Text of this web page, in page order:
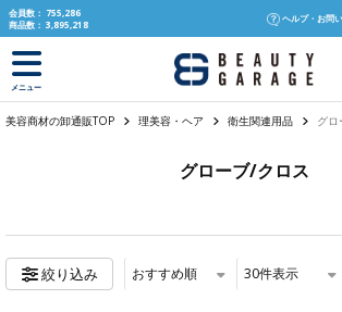
text.skipToContent
text.skipToNavigation
会員数： 755,286
商品数： 3,895,218
ヘルプ・お問
メニュー
美容商材の卸通販TOP 理美容・ヘア 衛生関連用品 グ
グローブ/クロス
絞り込み おすすめ順 30件表示